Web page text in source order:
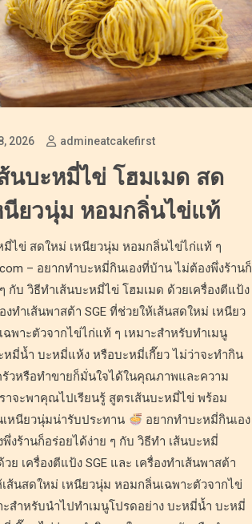
2026 admineatcakefirst
นบะหมี่ไข่ โฮมเมด สด
นียวนุ่ม หอมกลิ่นไข่แท้
มี่ไข่ สดใหม่ เหนียวนุ่ม หอมกลิ่นไข่ไก่แท้ ๆ
– อยากทำบะหมี่กินเองที่บ้าน ไม่ต้องพึ่งร้านก็
กับ วิธีทำเส้นบะหมี่ไข่ โฮมเมด ด้วยเครื่องตีแป้ง
งทำเส้นพาสต้า SGE ที่ช่วยให้เส้นสดใหม่ เหนียว
พาะตัวจากไข่ไก่แท้ ๆ เหมาะสำหรับทำเมนู
หมี่น้ำ บะหมี่แห้ง หรือบะหมี่เกี๊ยว ไม่ว่าจะทำกิน
รัวหรือทำขายก็มั่นใจได้ในคุณภาพและความ
าจะพาคุณไปเรียนรู้ สูตรเส้นบะหมี่ไข่ พร้อม
เหนียวนุ่มน่ารับประทาน
อยากทำบะหมี่กินเอง
งร้านก็อร่อยได้ง่าย ๆ กับ วิธีทำ เส้นบะหมี่
ย เครื่องตีแป้ง SGE และ เครื่องทำเส้นพาสต้า
เส้นสดใหม่ เหนียวนุ่ม หอมกลิ่นเฉพาะตัวจากไข่
ะสำหรับนำไปทำเมนูโปรดอย่าง บะหมี่น้ำ บะหมี่